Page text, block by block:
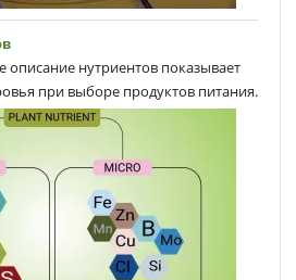
описание нутриентов показывает
при выборе продуктов питания.